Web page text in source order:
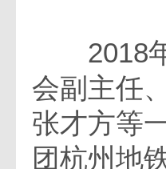
2018年
会副主任
张才方等
团杭州地